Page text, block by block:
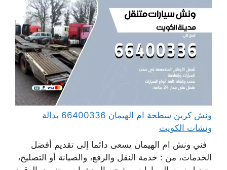
ونش كرين سطحة ام الهيمان 66400336 بدالة
ونشات الكويت
فني ونش ام الهيمان يسعى دائما إلى تقديم أفضل
الخدمات، من : خدمة النقل والرفع، والصيانة أو التصليح،